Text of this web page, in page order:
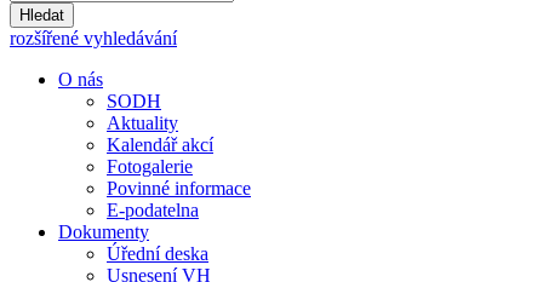
Hledat
rozšířené vyhledávání
O nás
SODH
Aktuality
Kalendář akcí
Fotogalerie
Povinné informace
E-podatelna
Dokumenty
Úřední deska
Usnesení VH